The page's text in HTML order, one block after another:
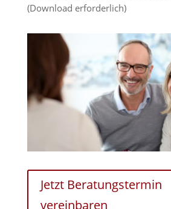
(Download erforderlich)
Jetzt Beratungstermin
vereinbaren